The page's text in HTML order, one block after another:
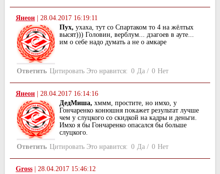
Янеон
28.04.2017 16:19:11
Пух, ухаха, тут со Спартаком то 4 на жёлтых
высят))) Головин, верблум... дзагоев в ауте...
им о себе надо думать а не о амкаре
Ответить Цитировать Это нравится: 0 Да / 0 Нет
Янеон | 28.04.2017 16:14:16
ДедМиша, хммм, простите, но имхо, у
Гончаренко конюшня покажет результат лучше
чем у слуцкого со скидкой на кадры и деньги.
Имхо я бы Гончаренко опасался бы больше
слуцкого.
Ответить Цитировать Это нравится: 0 Да / 0 Нет
Gross
28.04.2017 15:46:12